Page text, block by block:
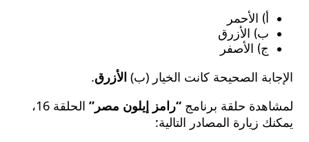
أ) الأحمر
ب) الأزرق
ج) الأصفر
الصحيحة كانت الخيار (ب)الأزرق.
حلقة برنامج “رامز إيلون مصر”
الحلقة 16،
زيارة المصادر التالية: